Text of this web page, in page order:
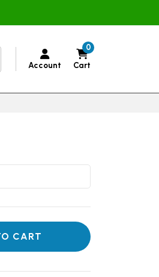
Account
0
Cart
CART